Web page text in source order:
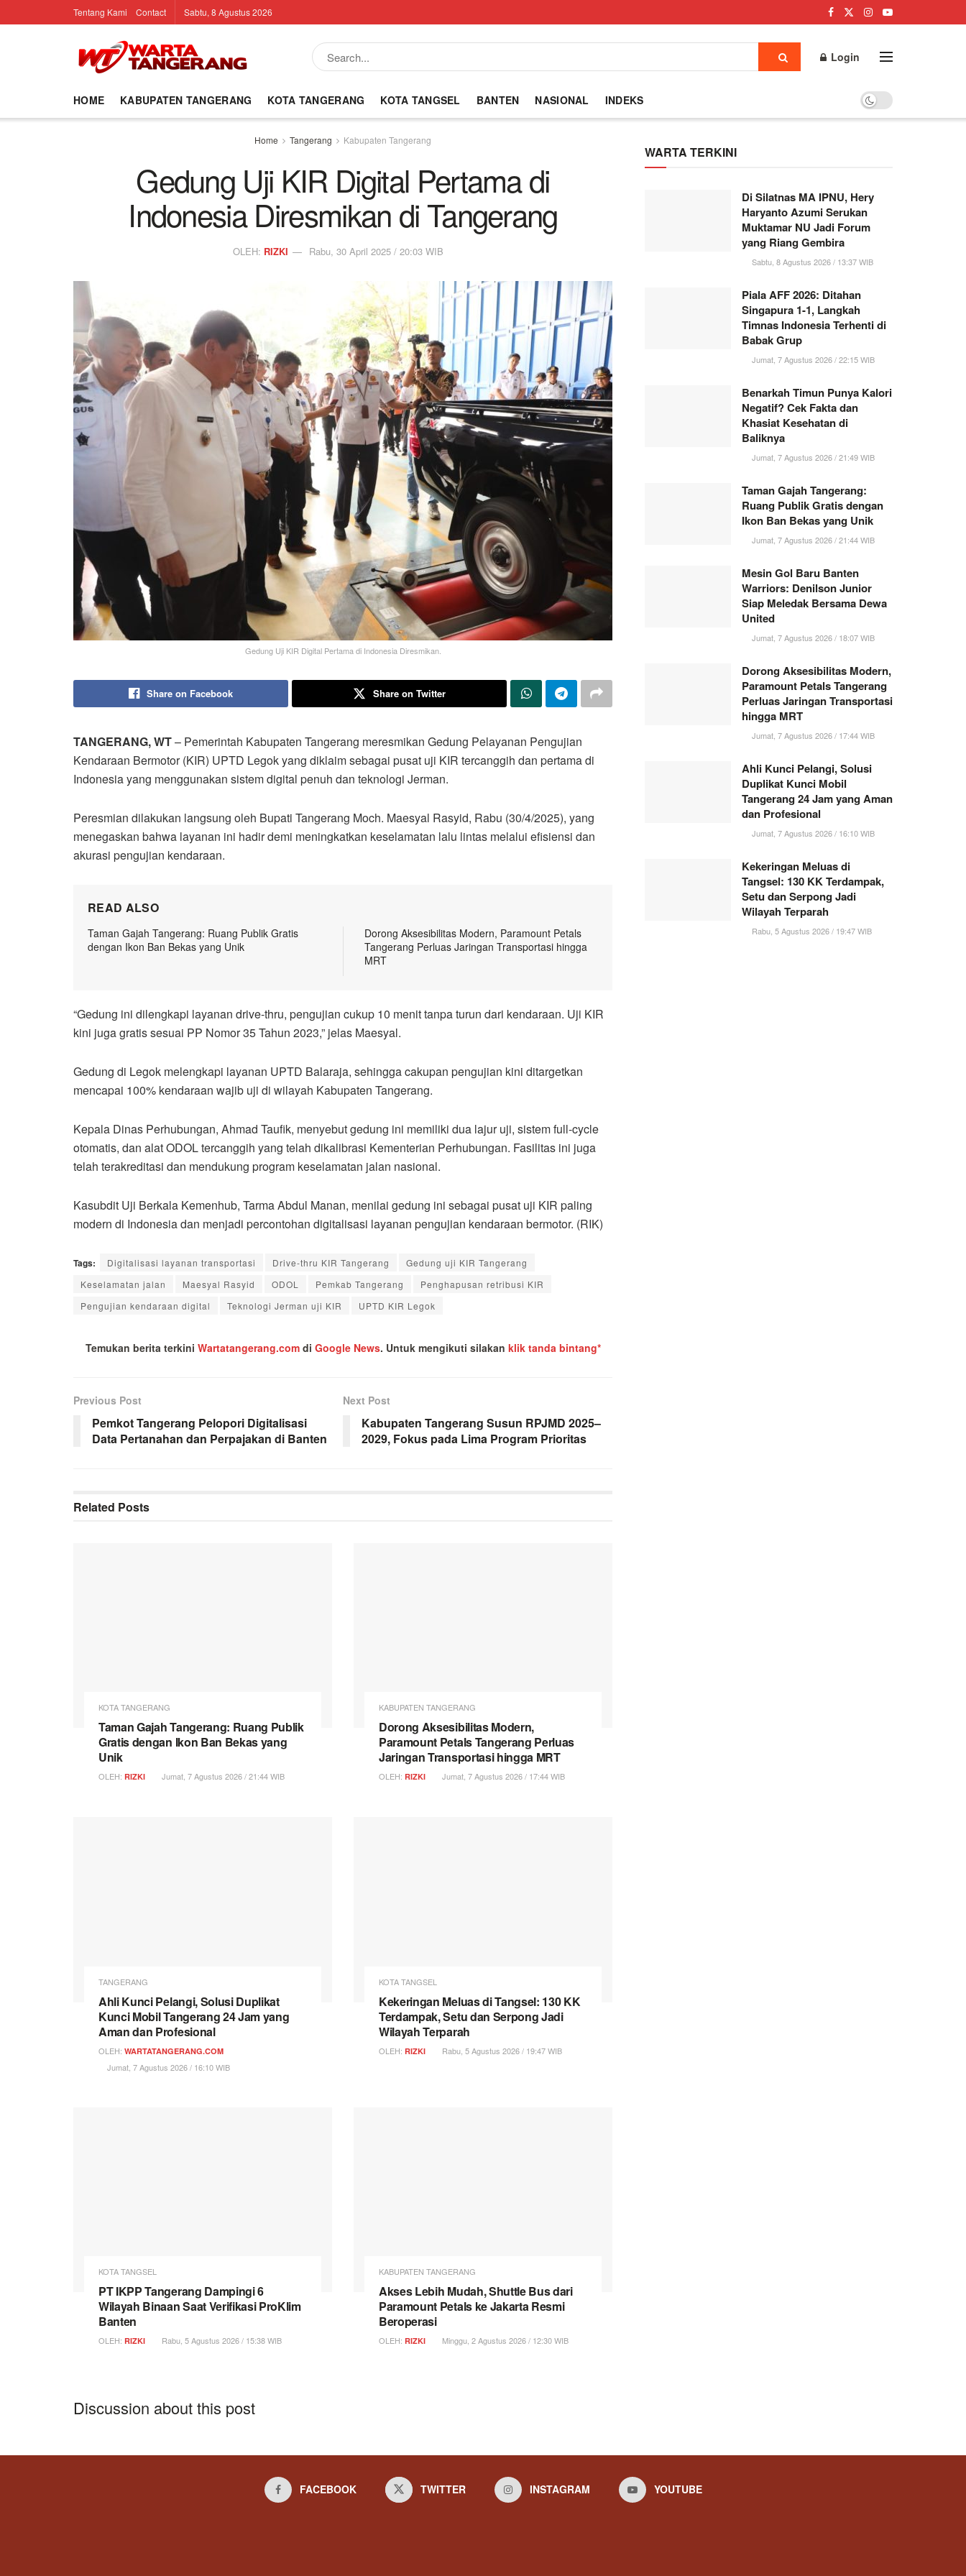
Tentang Kami Contact Sabtu, 8 Agustus 2026
Login
HOME KABUPATEN TANGERANG KOTA TANGERANG KOTA TANGSEL BANTEN NASIONAL INDEKS
Home Tangerang Kabupaten Tangerang
Gedung Uji KIR Digital Pertama di
Indonesia Diresmikan di Tangerang
OLEH: RIZKI Rabu, 30 April 2025 / 20:03 WIB
Gedung Uji KIR Digital Pertama di Indonesia Diresmikan.
Share on Facebook Share on Twitter
TANGERANG, WT– Pemerintah Kabupaten Tangerang meresmikan Gedung Pelayanan Pengujian
Kendaraan Bermotor (KIR) UPTD Legok yang diklaim sebagai pusat uji KIR tercanggih dan pertama di
Indonesia yang menggunakan sistem digital penuh dan teknologi Jerman.
Peresmian dilakukan langsung oleh Bupati Tangerang Moch. Maesyal Rasyid, Rabu (30/4/2025), yang
menegaskan bahwa layanan ini hadir demi meningkatkan keselamatan lalu lintas melalui efisiensi dan
akurasi pengujian kendaraan.
READ ALSO
Taman Gajah Tangerang: Ruang Publik Gratis
dengan Ikon Ban Bekas yang Unik
Dorong Aksesibilitas Modern, Paramount Petals
Tangerang Perluas Jaringan Transportasi hingga
MRT
“Gedung ini dilengkapi layanan drive-thru, pengujian cukup 10 menit tanpa turun dari kendaraan. Uji KIR
kini juga gratis sesuai PP Nomor 35 Tahun 2023,” jelas Maesyal.
Gedung di Legok melengkapi layanan UPTD Balaraja, sehingga cakupan pengujian kini ditargetkan
mencapai 100% kendaraan wajib uji di wilayah Kabupaten Tangerang.
Kepala Dinas Perhubungan, Ahmad Taufik, menyebut gedung ini memiliki dua lajur uji, sistem full-cycle
otomatis, dan alat ODOL tercanggih yang telah dikalibrasi Kementerian Perhubungan. Fasilitas ini juga
telah terakreditasi dan mendukung program keselamatan jalan nasional.
Kasubdit Uji Berkala Kemenhub, Tarma Abdul Manan, menilai gedung ini sebagai pusat uji KIR paling
modern di Indonesia dan menjadi percontohan digitalisasi layanan pengujian kendaraan bermotor. (RIK)
Tags: Digitalisasi layanan transportasi Drive-thru KIR Tangerang
Gedung uji KIR Tangerang
Keselamatan jalan
Maesyal Rasyid ODOL Pemkab Tangerang
Penghapusan retribusi KIR
Pengujian kendaraan digital
Teknologi Jerman uji KIR UPTD KIR Legok
Temukan berita terkini Wartatangerang.comdi Google News. Untuk mengikuti silakan klik tanda bintang*
Previous Post
Pemkot Tangerang Pelopori Digitalisasi
Data Pertanahan dan Perpajakan di Banten
Next Post
Kabupaten Tangerang Susun RPJMD 2025–
2029, Fokus pada Lima Program Prioritas
Related Posts
KOTA TANGERANG
Taman Gajah Tangerang: Ruang Publik
Gratis dengan Ikon Ban Bekas yang
Unik
OLEH: RIZKI Jumat, 7 Agustus 2026 / 21:44 WIB
KABUPATEN TANGERANG
Dorong Aksesibilitas Modern,
Paramount Petals Tangerang Perluas
Jaringan Transportasi hingga MRT
OLEH: RIZKI Jumat, 7 Agustus 2026 / 17:44 WIB
TANGERANG
Ahli Kunci Pelangi, Solusi Duplikat
Kunci Mobil Tangerang 24 Jam yang
Aman dan Profesional
OLEH: WARTATANGERANG.COM
Jumat, 7 Agustus 2026 / 16:10 WIB
KOTA TANGSEL
Kekeringan Meluas di Tangsel: 130 KK
Terdampak, Setu dan Serpong Jadi
Wilayah Terparah
OLEH: RIZKI Rabu, 5 Agustus 2026 / 19:47 WIB
KOTA TANGSEL
PT IKPP Tangerang Dampingi 6
Wilayah Binaan Saat Verifikasi ProKlim
Banten
OLEH: RIZKI Rabu, 5 Agustus 2026 / 15:38 WIB
KABUPATEN TANGERANG
Akses Lebih Mudah, Shuttle Bus dari
Paramount Petals ke Jakarta Resmi
Beroperasi
OLEH: RIZKI Minggu, 2 Agustus 2026 / 12:30 WIB
Discussion about this post
WARTA TERKINI
Di Silatnas MA IPNU, Hery
Haryanto Azumi Serukan
Muktamar NU Jadi Forum
yang Riang Gembira
Sabtu, 8 Agustus 2026 / 13:37 WIB
Piala AFF 2026: Ditahan
Singapura 1-1, Langkah
Timnas Indonesia Terhenti di
Babak Grup
Jumat, 7 Agustus 2026 / 22:15 WIB
Benarkah Timun Punya Kalori
Negatif? Cek Fakta dan
Khasiat Kesehatan di
Baliknya
Jumat, 7 Agustus 2026 / 21:49 WIB
Taman Gajah Tangerang:
Ruang Publik Gratis dengan
Ikon Ban Bekas yang Unik
Jumat, 7 Agustus 2026 / 21:44 WIB
Mesin Gol Baru Banten
Warriors: Denilson Junior
Siap Meledak Bersama Dewa
United
Jumat, 7 Agustus 2026 / 18:07 WIB
Dorong Aksesibilitas Modern,
Paramount Petals Tangerang
Perluas Jaringan Transportasi
hingga MRT
Jumat, 7 Agustus 2026 / 17:44 WIB
Ahli Kunci Pelangi, Solusi
Duplikat Kunci Mobil
Tangerang 24 Jam yang Aman
dan Profesional
Jumat, 7 Agustus 2026 / 16:10 WIB
Kekeringan Meluas di
Tangsel: 130 KK Terdampak,
Setu dan Serpong Jadi
Wilayah Terparah
Rabu, 5 Agustus 2026 / 19:47 WIB
FACEBOOK TWITTER INSTAGRAM YOUTUBE